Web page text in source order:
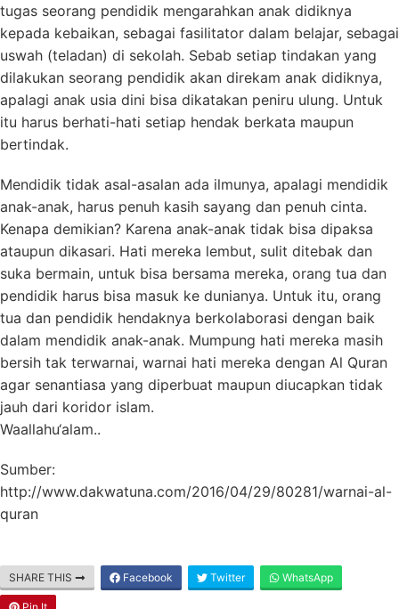
tugas seorang pendidik mengarahkan anak didiknya
kepada kebaikan, sebagai fasilitator dalam belajar, sebagai
uswah (teladan) di sekolah. Sebab setiap tindakan yang
dilakukan seorang pendidik akan direkam anak didiknya,
apalagi anak usia dini bisa dikatakan peniru ulung. Untuk
itu harus berhati-hati setiap hendak berkata maupun
bertindak.
Mendidik tidak asal-asalan ada ilmunya, apalagi mendidik
anak-anak, harus penuh kasih sayang dan penuh cinta.
Kenapa demikian? Karena anak-anak tidak bisa dipaksa
ataupun dikasari. Hati mereka lembut, sulit ditebak dan
suka bermain, untuk bisa bersama mereka, orang tua dan
pendidik harus bisa masuk ke dunianya. Untuk itu, orang
tua dan pendidik hendaknya berkolaborasi dengan baik
dalam mendidik anak-anak. Mumpung hati mereka masih
bersih tak terwarnai, warnai hati mereka dengan Al Quran
agar senantiasa yang diperbuat maupun diucapkan tidak
jauh dari koridor islam.
Waallahu‘alam..
Sumber:
http://www.dakwatuna.com/2016/04/29/80281/warnai-al-
quran
SHARE THIS Facebook Twitter WhatsApp